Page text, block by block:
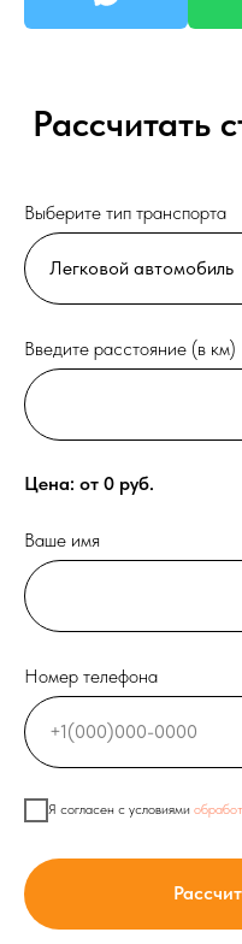
Рассчитать
Выберите тип транспорта
Введите расстояние (в км)
Цена: от 0 руб.
Ваше имя
Номер телефона
Я согласен с условиями